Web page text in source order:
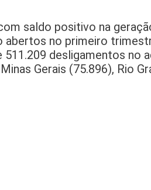
saldo positivo na
no primeiro
desligamentos no
Gerais (75.896), Rio